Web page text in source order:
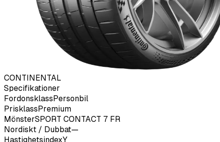
CONTINENTAL
Specifikationer
FordonsklassPersonbil
PrisklassPremium
MönsterSPORT CONTACT 7 FR
Nordiskt / Dubbat—
HastighetsindexY